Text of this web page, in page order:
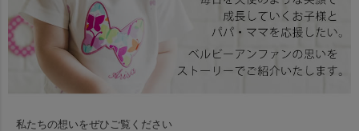
私たちの想いをぜひご覧ください